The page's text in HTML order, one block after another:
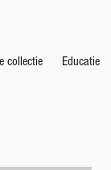
collectie Educatie